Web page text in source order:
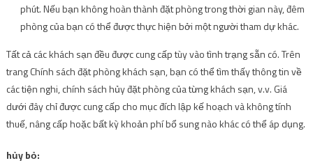
phút. Nếu bạn không hoàn thành đặt phòng trong thời gian này, đêm
phòng của bạn có thể được thực hiện bởi một người tham dự khác.
Tất cả các khách sạn đều được cung cấp tùy vào tình trạng sẵn có. Trên
trang Chính sách đặt phòng khách sạn, bạn có thể tìm thấy thông tin về
các tiện nghi, chính sách hủy đặt phòng của từng khách sạn, v.v. Giá
dưới đây chỉ được cung cấp cho mục đích lập kế hoạch và không tính
thuế, nâng cấp hoặc bất kỳ khoản phí bổ sung nào khác có thể áp dụng.
hủy bỏ: